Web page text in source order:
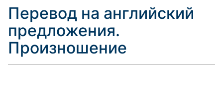
Перевод на английский
предложения.
Произношение